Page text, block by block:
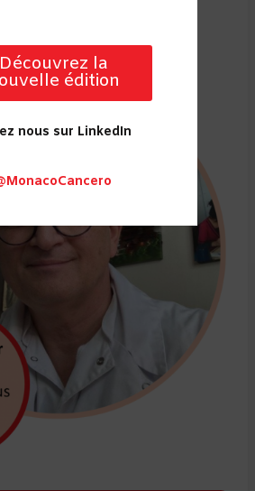
Découvrez la
édition
nous sur LinkedIn